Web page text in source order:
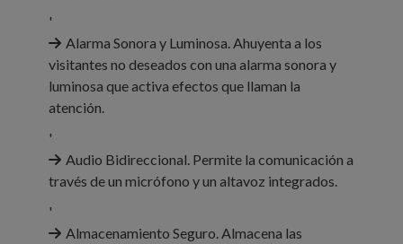
'
Alarma Sonora y Luminosa. Ahuyenta a los
visitantes no deseados con una alarma sonora y
luminosa que activa efectos que llaman la
atención.
'
Audio Bidireccional. Permite la comunicación a
través de un micrófono y un altavoz integrados.
'
Almacenamiento Seguro. Almacena las